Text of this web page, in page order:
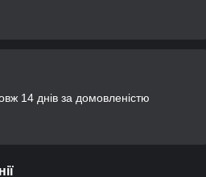
14 днів за домовленістю